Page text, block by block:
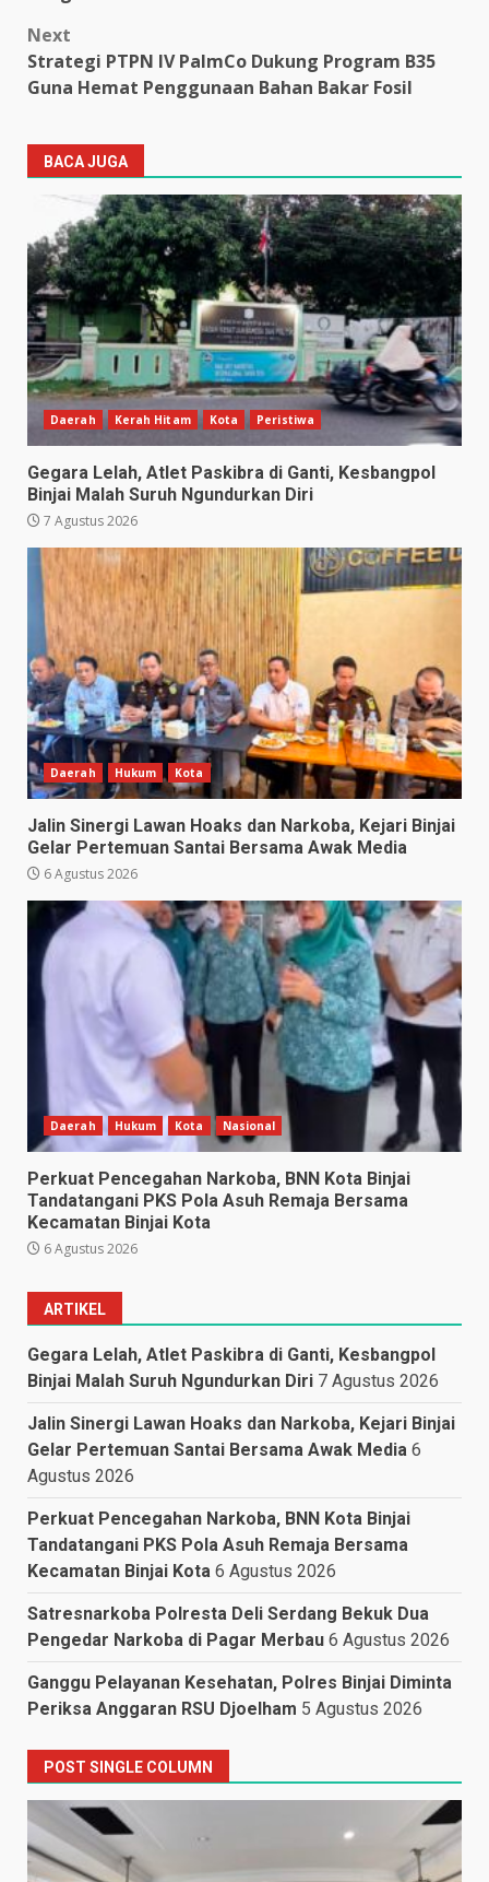
Next
Strategi PTPN IV PalmCo Dukung Program B35
Guna Hemat Penggunaan Bahan Bakar Fosil
BACA JUGA
Daerah Kerah Hitam Kota Peristiwa
Gegara Lelah, Atlet Paskibra di Ganti, Kesbangpol
Binjai Malah Suruh Ngundurkan Diri
7 Agustus 2026
Daerah Hukum Kota
Jalin Sinergi Lawan Hoaks dan Narkoba, Kejari Binjai
Gelar Pertemuan Santai Bersama Awak Media
6 Agustus 2026
Daerah Hukum Kota Nasional
Perkuat Pencegahan Narkoba, BNN Kota Binjai
Tandatangani PKS Pola Asuh Remaja Bersama
Kecamatan Binjai Kota
6 Agustus 2026
ARTIKEL
Gegara Lelah, Atlet Paskibra di Ganti, Kesbangpol
Binjai Malah Suruh Ngundurkan Diri 7 Agustus 2026
Jalin Sinergi Lawan Hoaks dan Narkoba, Kejari Binjai
Gelar Pertemuan Santai Bersama Awak Media 6
Agustus 2026
Perkuat Pencegahan Narkoba, BNN Kota Binjai
Tandatangani PKS Pola Asuh Remaja Bersama
Kecamatan Binjai Kota 6 Agustus 2026
Satresnarkoba Polresta Deli Serdang Bekuk Dua
Pengedar Narkoba di Pagar Merbau 6 Agustus 2026
Ganggu Pelayanan Kesehatan, Polres Binjai Diminta
Periksa Anggaran RSU Djoelham 5 Agustus 2026
POST SINGLE COLUMN